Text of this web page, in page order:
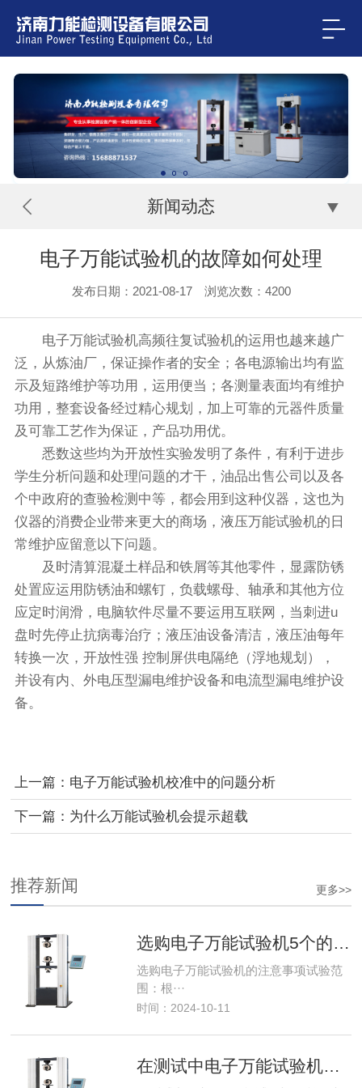
新闻动态
电子万能试验机的故障如何处理
发布日期：2021-08-17 浏览次数： 4200
电子万能试验机高频往复试验机的运用也越来越广
泛，从炼油厂，保证操作者的安全；各电源输出均有监
示及短路维护等功用，运用便当；各测量表面均有维护
功用，整套设备经过精心规划，加上可靠的元器件质量
及可靠工艺作为保证，产品功用优。
悉数这些均为开放性实验发明了条件，有利于进步
学生分析问题和处理问题的才干，油品出售公司以及各
个中政府的查验检测中等，都会用到这种仪器，这也为
仪器的消费企业带来更大的商场，液压万能试验机的日
常维护应留意以下问题。
及时清算混凝土样品和铁屑等其他零件，显露防锈
处置应运用防锈油和螺钉，负载螺母、轴承和其他方位
应定时润滑，电脑软件尽量不要运用互联网，当刺进u
盘时先停止抗病毒治疗；液压油设备清洁，液压油每年
转换一次，开放性强 控制屏供电隔绝（浮地规划），
并设有内、外电压型漏电维护设备和电流型漏电维护设
备。
上一篇： 电子万能试验机校准中的问题分析
下一篇： 为什么万能试验机会提示超载
更多>>
推荐新闻
选购电子万能试验机5个的注意事项
选购电子万能试验机的注意事项试验范
围：根···
时间：2024-10-11
在测试中电子万能试验机功能使用